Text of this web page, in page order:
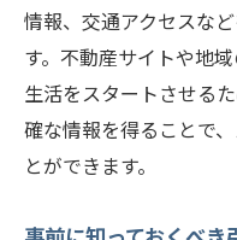
情報、交通アクセスな
す。不動産サイトや地域
生活をスタートさせる
確な情報を得ることで
とができます。